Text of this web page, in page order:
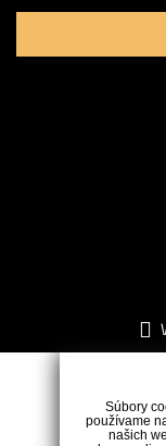
Súbory
používame
našich